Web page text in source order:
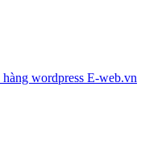
wordpress E-web.vn